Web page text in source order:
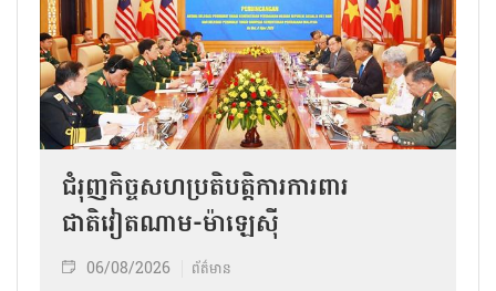
ជំរុញកិច្ចសហប្រតិបត្តិការការពារ
ជាតិវៀតណាម-ម៉ាឡេស៊ី
06/08/2026 ព័ត៌មាន